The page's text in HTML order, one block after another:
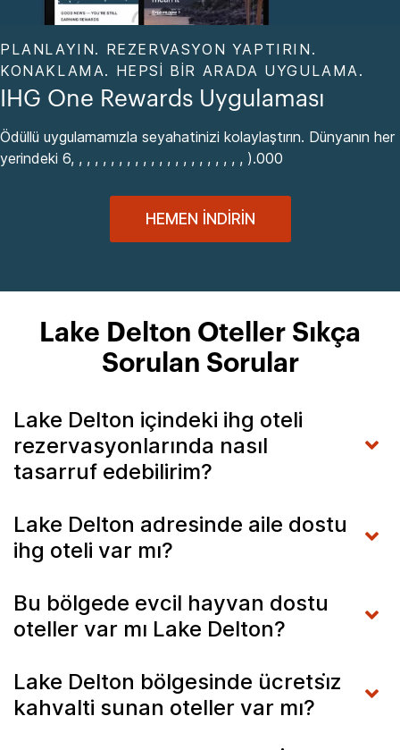
PLANLAYIN. REZERVASYON YAPTIRIN.
KONAKLAMA. HEPSI BIR ARADA UYGULAMA.
IHG One Rewards Uygulaması
Ödüllü uygulamamızla seyahatinizi kolaylaştırın. Dünyanın her
yerindeki 6, , , , , , , , , , , , , , , , , , , , , , ).000
HEMEN İNDIRIN
Lake Delton Oteller Sıkça
Sorulan Sorular
Lake Delton içindeki ihg oteli
rezervasyonlarında nasıl
tasarruf edebilirim?
Lake Delton adresinde aile dostu
ihg oteli var mı?
Bu bölgede evcil hayvan dostu
oteller var mı Lake Delton?
Lake Delton bölgesinde ücretsi̇z
kahvalti sunan oteller var mı?